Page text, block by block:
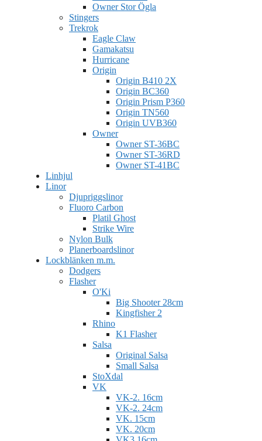
Owner Stor Ögla
Stingers
Trekrok
Eagle Claw
Gamakatsu
Hurricane
Origin
Origin B410 2X
Origin BC360
Origin Prism P360
Origin TN560
Origin UVB360
Owner
Owner ST-36BC
Owner ST-36RD
Owner ST-41BC
Linhjul
Linor
Djupriggslinor
Fluoro Carbon
Platil Ghost
Strike Wire
Nylon Bulk
Planerboardslinor
Lockblänken m.m.
Dodgers
Flasher
O'Ki
Big Shooter 28cm
Kingfisher 2
Rhino
K1 Flasher
Salsa
Original Salsa
Small Salsa
StoXdal
VK
VK-2. 16cm
VK-2. 24cm
VK. 15cm
VK. 20cm